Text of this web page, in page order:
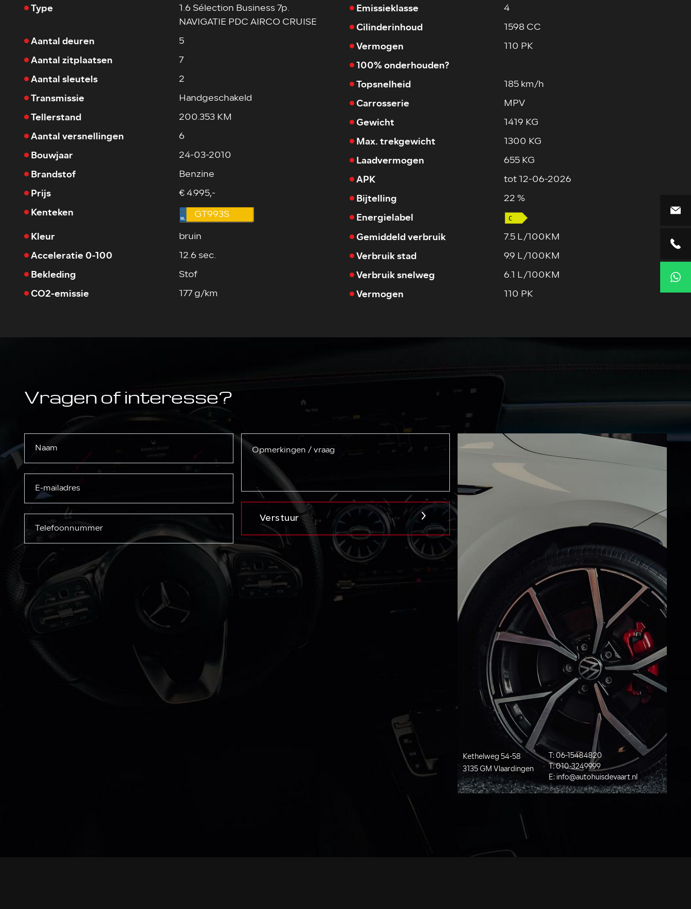
Type
1.6 Sélection Business 7p.
NAVIGATIE PDC AIRCO CRUISE
Aantal deuren 5
Aantal zitplaatsen 7
Aantal sleutels 2
Transmissie Handgeschakeld
Tellerstand 200.353 KM
Aantal versnellingen 6
Bouwjaar 24-03-2010
Brandstof Benzine
Prijs € 4.995,-
Kenteken GT993S
Kleur bruin
Acceleratie 0-100 12.6 sec.
Bekleding Stof
CO2-emissie 177 g/km
Emissieklasse 4
Cilinderinhoud 1598 CC
Vermogen 110 PK
100% onderhouden?
Topsnelheid
185 km/h
Carrosserie MPV
Gewicht 1419 KG
Max. trekgewicht 1300 KG
Laadvermogen 655 KG
APK tot 12-06-2026
Bijtelling 22 %
Energielabel
Gemiddeld verbruik
7.5 L/100KM
Verbruik stad 9.9 L/100KM
Verbruik snelweg 6.1 L/100KM
Vermogen 110 PK
Vragen of interesse?
Verstuur
Kethelweg 54-58
3135 GM Vlaardingen
T: 06-15484820
T:010-3249999
E: info@autohuisdevaart.nl